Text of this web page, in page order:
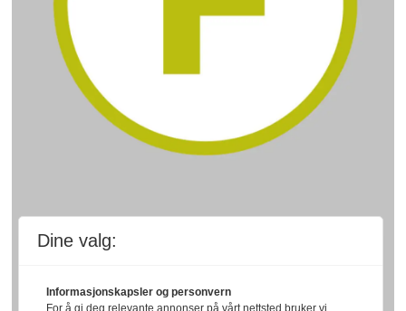
Dine valg:
Informasjonskapsler og personvern
For å gi deg relevante annonser på vårt nettsted bruker vi